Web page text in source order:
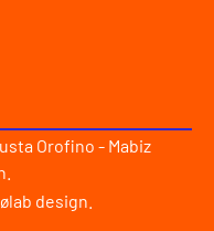
Orofino - Mabiz
design